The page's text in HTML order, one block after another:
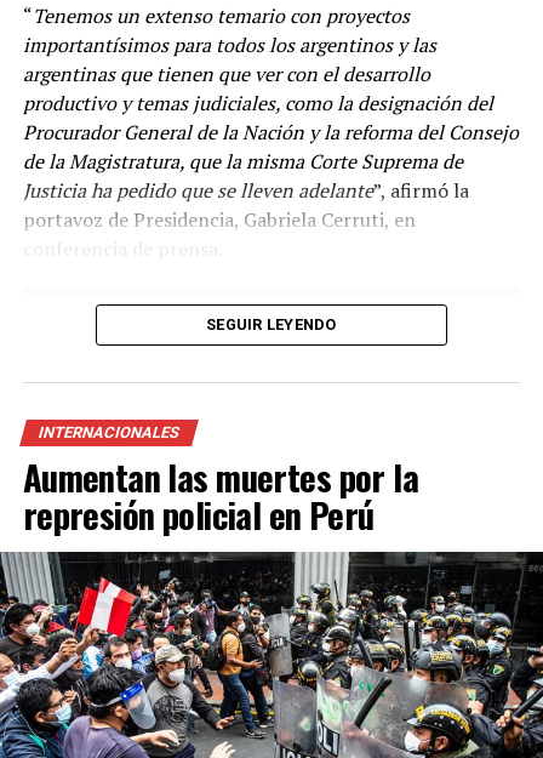
“Venimos diciendo que la circulación de las variantes ha
sido muy dinámica y desde el principio la vacuna en el
beneficioso de la vacunación en las hospitalizaciones y
las muertes”, agregó.
que se suman al Plan de Vacunación son del laboratorio
etaria superior a los 12 años; y otra del laboratorio
Moderna, disponible para la población en general desde
los 6 años o más.
“La recomendación a la población es que quien haya
recibido su última dosis hace más de cuatro meses, debe
recibir un refuerzo. No importa si es el primero, el
segundo, el tercero, o si es incluso la segunda dosis para
completar el esquema primario. Es muy relevante tener la
cobertura de vacunación”, destacó Vizzotti.
“Tenemos un extenso temario con proyectos
importantísimos para todos los argentinos y las
argentinas que tienen que ver con el desarrollo
productivo y temas judiciales, como la designación del
Procurador General de la Nación y la reforma del Consejo
de la Magistratura, que la misma Corte Suprema de
Justicia ha pedido que se lleven adelante”, afirmó la
portavoz de Presidencia, Gabriela Cerruti, en
conferencia de prensa.
SEGUIR LEYENDO
INTERNACIONALES
Aumentan las muertes por la
represión policial en Perú